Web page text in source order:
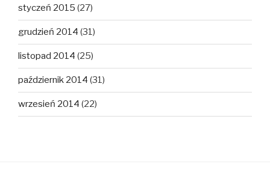
styczeń 2015 (27)
grudzień 2014 (31)
listopad 2014 (25)
październik 2014 (31)
wrzesień 2014 (22)